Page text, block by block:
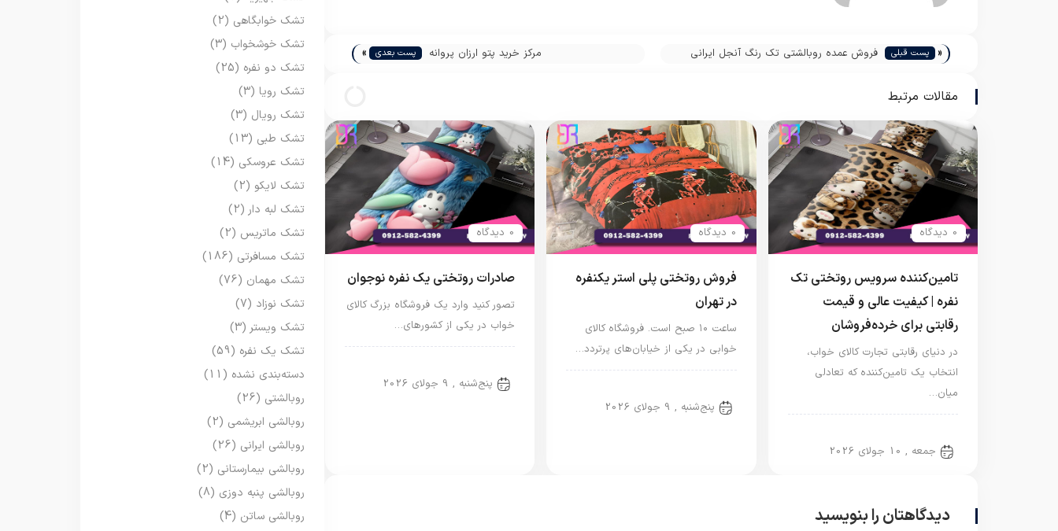
« پست قبلی فروش عمده روبالشتی تک رنگ آنجل ایرانی مرکز خرید پتو ارزان پروانه پست بعدی »
مقالات مرتبط
0 دیدگاه
تامین‌کننده سرویس روتختی تک
نفره | کیفیت عالی و قیمت
رقابتی برای خرده‌فروشان
در دنیای رقابتی تجارت کالای خواب،
انتخاب یک تامین‌کننده که تعادلی
میان…
جمعه , 10 جولای 2026
0 دیدگاه
فروش روتختی پلی استر یکنفره
در تهران
ساعت ۱۰ صبح است. فروشگاه کالای
خوابی در یکی از خیابان‌های پرتردد…
پنج‌شنبه , 9 جولای 2026
0 دیدگاه
صادرات روتختی یک نفره نوجوان
تصور کنید وارد یک فروشگاه بزرگ کالای
خواب در یکی از کشورهای…
پنج‌شنبه , 9 جولای 2026
دیدگاهتان را بنویسید
تشک خوابگاهی (2)
تشک خوشخواب (3)
تشک دو نفره (25)
تشک رویا (3)
تشک رویال (3)
تشک طبی (13)
تشک عروسکی (14)
تشک لایکو (2)
تشک لبه دار (2)
تشک ماتریس (2)
تشک مسافرتی (186)
تشک مهمان (76)
تشک نوزاد (7)
تشک ویستر (3)
تشک یک نفره (59)
دسته‌بندی نشده (11)
روبالشتی (26)
روبالشی ابریشمی (2)
روبالشی ایرانی (26)
روبالشی بیمارستانی (2)
روبالشی پنبه دوزی (8)
روبالشی ساتن (4)